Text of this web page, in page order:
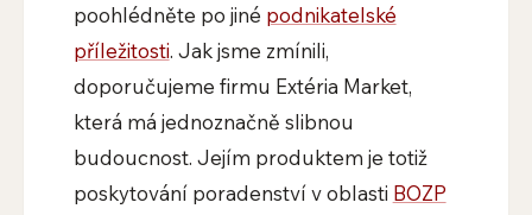
poohlédněte po jiné podnikatelské
příležitosti. Jak jsme zmínili,
doporučujeme firmu Extéria Market,
která má jednoznačně slibnou
budoucnost. Jejím produktem je totiž
poskytování poradenství v oblasti BOZP